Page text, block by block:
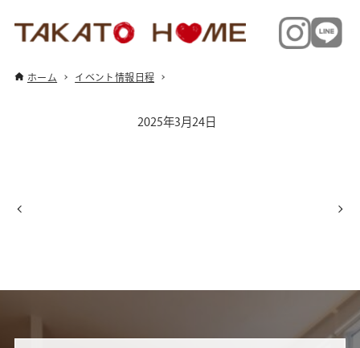
ホーム イベント情報日程
2025年3月24日